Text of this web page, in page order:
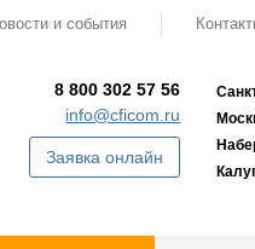
и события
8 800 302 57 56
info@cficom.ru
Заявка онлайн